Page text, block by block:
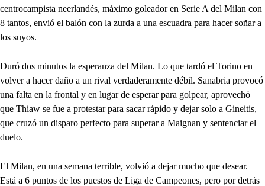
centrocampista neerlandés, máximo goleador en Serie A del Milan con
8 tantos, envió el balón con la zurda a una escuadra para hacer soñar a
los suyos.
Duró dos minutos la esperanza del Milan. Lo que tardó el Torino en
volver a hacer daño a un rival verdaderamente débil. Sanabria provocó
una falta en la frontal y en lugar de esperar para golpear, aprovechó
que Thiaw se fue a protestar para sacar rápido y dejar solo a Gineitis,
que cruzó un disparo perfecto para superar a Maignan y sentenciar el
duelo.
El Milan, en una semana terrible, volvió a dejar mucho que desear.
Está a 6 puntos de los puestos de Liga de Campeones, pero por detrás